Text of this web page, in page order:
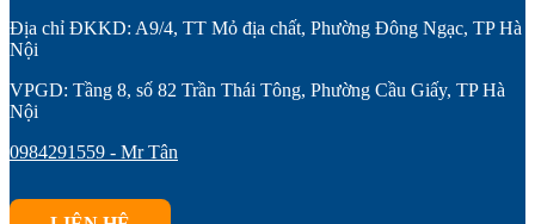
Địa chỉ ĐKKD: A9/4, TT Mỏ địa chất, Phường Đông Ngạc, TP Hà
Nội
VPGD: Tầng 8, số 82 Trần Thái Tông, Phường Cầu Giấy, TP Hà
Nội
0984291559 - Mr Tân